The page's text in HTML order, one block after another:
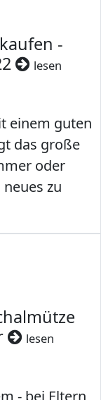
-
lesen
einem guten
das große
oder
zu
lesen
- bei Eltern